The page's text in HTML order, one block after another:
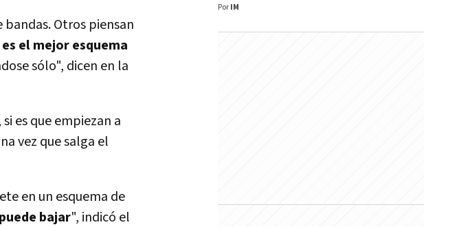
Otros piensan
el mejor esquema
sólo", dicen en la
si es que empiezan a
vez que salga el
en un esquema de
bajar", indicó el
Por IM